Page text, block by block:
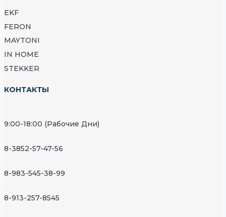
EKF
FERON
MAYTONI
IN HOME
STEKKER
КОНТАКТЫ
9:00-18:00 (Рабочие Дни)
8-3852-57-47-56
8-983-545-38-99
8-913-257-8545